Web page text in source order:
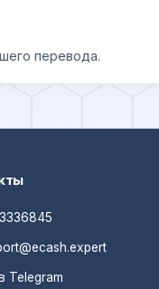
перевода.
Telegram